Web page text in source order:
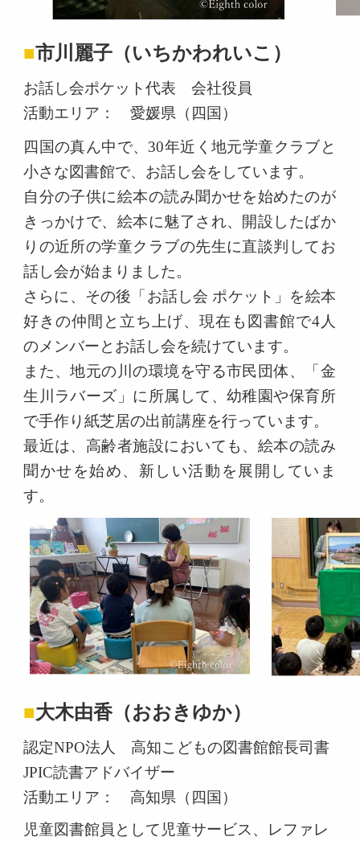
■市川麗子（いちかわれいこ）
お話し会ポケット代表 会社役員
活動エリア： 愛媛県（四国）
四国の真ん中で、30年近く地元学童クラブと
小さな図書館で、お話し会をしています。
自分の子供に絵本の読み聞かせを始めたのが
きっかけで、絵本に魅了され、開設したばか
りの近所の学童クラブの先生に直談判してお
話し会が始まりました。
さらに、その後「お話し会 ポケット」を絵本
好きの仲間と立ち上げ、現在も図書館で4人
のメンバーとお話し会を続けています。
また、地元の川の環境を守る市民団体、「金
生川ラバーズ」に所属して、幼稚園や保育所
で手作り紙芝居の出前講座を行っています。
最近は、高齢者施設においても、絵本の読み
聞かせを始め、新しい活動を展開していま
す。
■大木由香（おおきゆか）
認定NPO法人 高知こどもの図書館館長司書
JPIC読書アドバイザー
活動エリア： 高知県（四国）
児童図書館員として児童サービス、レファレ